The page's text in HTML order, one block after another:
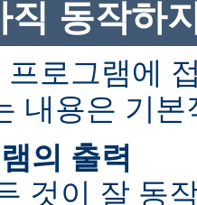
직 동작하
프로그램에
내용은 기
의 출력
것이 잘 동